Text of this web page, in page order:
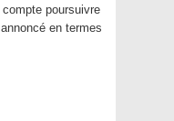
compte poursuivre
en termes